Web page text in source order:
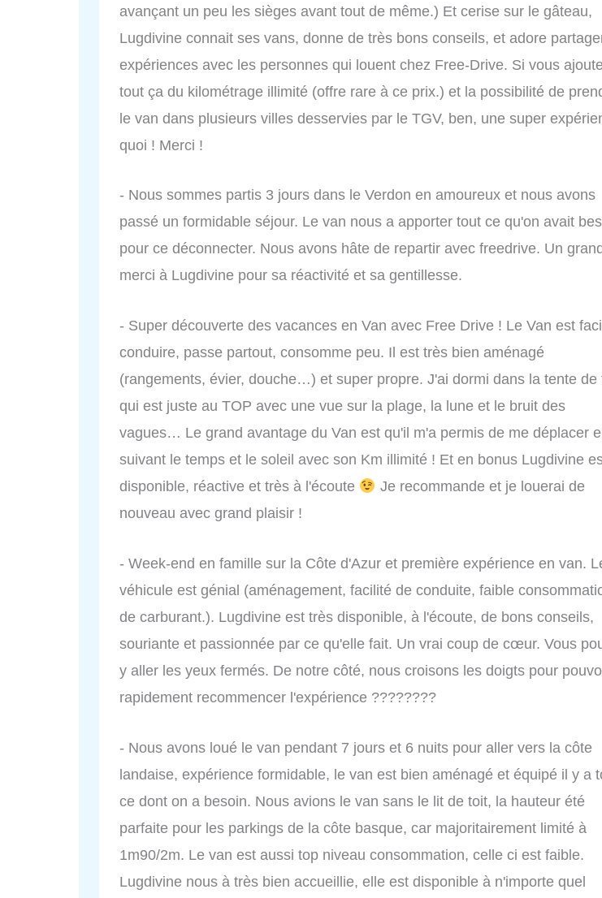
avançant un peu les sièges avant tout de même.) Et cerise sur le gâteau,
Lugdivine connait ses vans, donne de très bons conseils, et adore
expériences avec les personnes qui louent chez Free-Drive. Si vous
tout ça du kilométrage illimité (offre rare à ce prix.) et la possibilité de
le van dans plusieurs villes desservies par le TGV, ben, une super
quoi ! Merci !
- Nous sommes partis 3 jours dans le Verdon en amoureux et nous avons
passé un formidable séjour. Le van nous a apporter tout ce qu'on avait
pour ce déconnecter. Nous avons hâte de repartir avec freedrive. Un grand
merci à Lugdivine pour sa réactivité et sa gentillesse.
- Super découverte des vacances en Van avec Free Drive ! Le Van est
conduire, passe partout, consomme peu. Il est très bien aménagé
(rangements, évier, douche…) et super propre. J'ai dormi dans la tente de
qui est juste au TOP avec une vue sur la plage, la lune et le bruit des
vagues… Le grand avantage du Van est qu'il m'a permis de me déplacer
suivant le temps et le soleil avec son Km illimité ! Et en bonus Lugdivine
disponible, réactive et très à l'écoute
Je recommande et je louerai de
nouveau avec grand plaisir !
- Week-end en famille sur la Côte d'Azur et première expérience en van.
véhicule est génial (aménagement, facilité de conduite, faible
de carburant.). Lugdivine est très disponible, à l'écoute, de bons conseils,
souriante et passionnée par ce qu'elle fait. Un vrai coup de cœur. Vous
y aller les yeux fermés. De notre côté, nous croisons les doigts pour
rapidement recommencer l'expérience ????????
- Nous avons loué le van pendant 7 jours et 6 nuits pour aller vers la côte
landaise, expérience formidable, le van est bien aménagé et équipé il y a
ce dont on a besoin. Nous avions le van sans le lit de toit, la hauteur été
parfaite pour les parkings de la côte basque, car majoritairement limité à
1m90/2m. Le van est aussi top niveau consommation, celle ci est faible.
Lugdivine nous à très bien accueillie, elle est disponible à n'importe quel